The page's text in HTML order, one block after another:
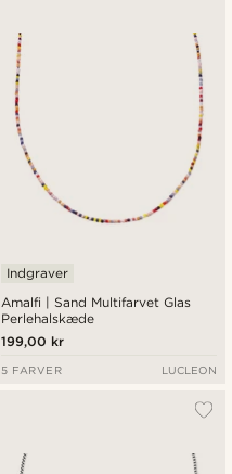
Amalfi | Sand Multifarvet Glas
Perlehalskæde
Indgraver
199,00 kr
5 FARVER LUCLEON